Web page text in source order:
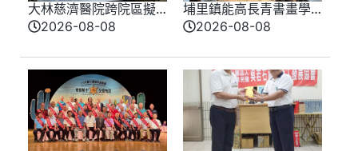
大林慈濟醫院跨院區擬
真情境競賽登場 模擬
2026-08-08
埔里鎮能高長青書畫學
會會員聯合展 匯聚各界
2026-08-08